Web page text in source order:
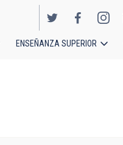
ENSEÑANZA SUPERIOR